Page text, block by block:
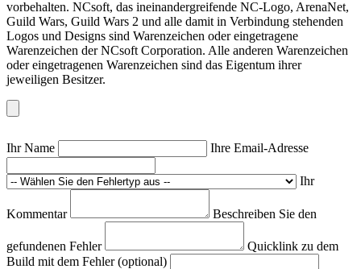
vorbehalten. NCsoft, das ineinandergreifende NC-Logo, ArenaNet,
Guild Wars, Guild Wars 2 und alle damit in Verbindung stehenden
Logos und Designs sind Warenzeichen oder eingetragene
Warenzeichen der NCsoft Corporation. Alle anderen Warenzeichen
oder eingetragenen Warenzeichen sind das Eigentum ihrer
jeweiligen Besitzer.
Ihr Name Ihre Email-Adresse
Ihr
Kommentar Beschreiben Sie den
gefundenen Fehler
Quicklink zu dem
Build mit dem Fehler (optional)